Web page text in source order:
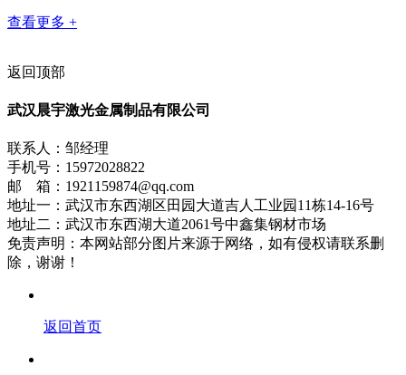
查看更多 +
返回顶部
武汉晨宇激光金属制品有限公司
联系人：邹经理
手机号：15972028822
邮 箱：1921159874@qq.com
地址一：武汉市东西湖区田园大道吉人工业园11栋14-16号
地址二：武汉市东西湖大道2061号中鑫集钢材市场
免责声明：本网站部分图片来源于网络，如有侵权请联系删
除，谢谢！
返回首页